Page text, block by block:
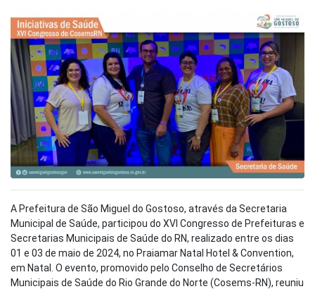
A Prefeitura de São Miguel do Gostoso, através da Secretaria
Municipal de Saúde, participou do XVI Congresso de Prefeituras e
Secretarias Municipais de Saúde do RN, realizado entre os dias
01 e 03 de maio de 2024, no Praiamar Natal Hotel & Convention,
em Natal. O evento, promovido pelo Conselho de Secretários
Municipais de Saúde do Rio Grande do Norte (Cosems-RN), reuniu